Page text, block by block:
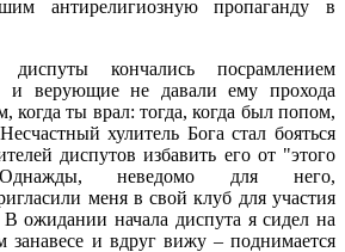
антирелигиозную пропаганду в
кончались посрамлением
и верующие не давали ему прохода
ты врал: тогда, когда был попом,
хулитель Бога стал бояться
диспутов избавить его от "этого
неведомо для него,
меня в свой клуб для участия
ожидании начала диспута я сидел на
и вдруг вижу – поднимается